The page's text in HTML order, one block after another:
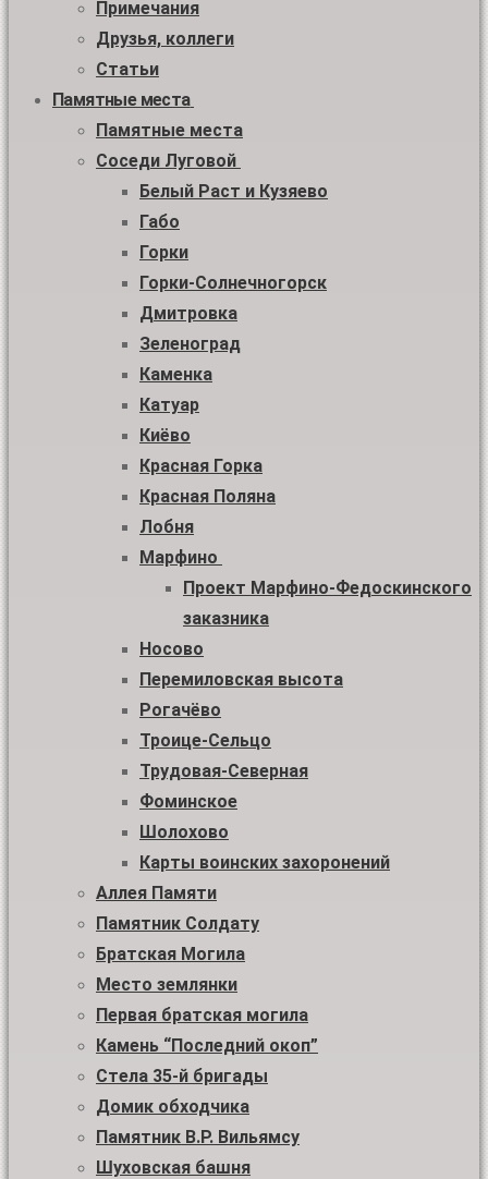
Примечания
Друзья, коллеги
Статьи
Памятные места
Памятные места
Соседи Луговой
Белый Раст и Кузяево
Габо
Горки
Горки-Солнечногорск
Дмитровка
Зеленоград
Каменка
Катуар
Киёво
Красная Горка
Красная Поляна
Лобня
Марфино
Проект Марфино-Федоскинского
заказника
Носово
Перемиловская высота
Рогачёво
Троице-Сельцо
Трудовая-Северная
Фоминское
Шолохово
Карты воинских захоронений
Аллея Памяти
Памятник Солдату
Братская Могила
Место землянки
Первая братская могила
Камень “Последний окоп”
Стела 35-й бригады
Домик обходчика
Памятник В.Р. Вильямсу
Шуховская башня